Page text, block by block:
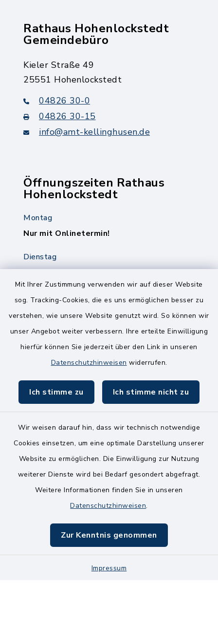
Mit Ihrer Zustimmung verwenden wir auf dieser Website
sog. Tracking-Cookies, die es uns ermöglichen besser zu
verstehen, wie unsere Website genutzt wird. So können wir
unser Angebot weiter verbessern. Ihre erteilte Einwilligung
hierfür können Sie jederzeit über den Link in unseren
Datenschutzhinweisen widerrufen.
Ich stimme zu Ich stimme nicht zu
Wir weisen darauf hin, dass wir technisch notwendige
Cookies einsetzen, um eine optimale Darstellung unserer
Website zu ermöglichen. Die Einwilligung zur Nutzung
weiterer Dienste wird bei Bedarf gesondert abgefragt.
Weitere Informationen finden Sie in unseren
Datenschutzhinweisen.
Zur Kenntnis genommen
Impressum
Rathaus Hohenlockstedt
Gemeindebüro
Kieler Straße 49
25551 Hohenlockstedt
04826 30-0
04826 30-15
info@amt-kellinghusen.de
Öffnungszeiten Rathaus
Hohenlockstedt
Montag
Nur mit Onlinetermin!
Dienstag
8.00-12.00 Uhr
14.00-18.00 Uhr
Freitag
8.00-11.00 Uhr
Kontakt
Barrierefreiheit
Impressum
Sitemap